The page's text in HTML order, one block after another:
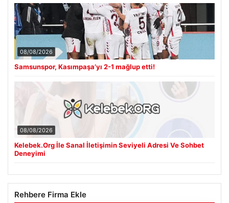
08/08/2026
Samsunspor, Kasımpaşa’yı 2-1 mağlup etti!
08/08/2026
Kelebek.Org İle Sanal İletişimin Seviyeli Adresi Ve Sohbet
Deneyimi
Rehbere Firma Ekle